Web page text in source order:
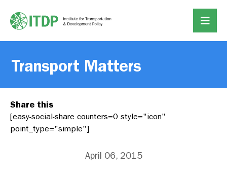
Transport Matters
Share this
[easy-social-share counters=0 style="icon"
point_type="simple"]
April 06, 2015